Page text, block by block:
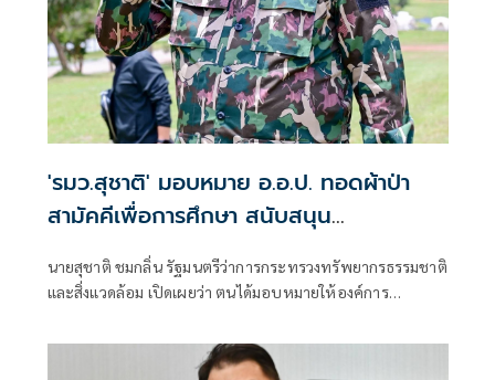
'รมว.สุชาติ' มอบหมาย อ.อ.ป. ทอดผ้าป่า
สามัคคีเพื่อการศึกษา สนับสนุน
คอมพิวเตอร์ 22 เครื่อง เติมโอกาสเด็ก
โรงเรียนบ้านกิ่วลม จ.เชียงใหม่
นายสุชาติ ชมกลิ่น รัฐมนตรีว่าการกระทรวงทรัพยากรธรรมชาติ
และสิ่งแวดล้อม เปิดเผยว่า ตนได้มอบหมายให้องค์การ
สามัคคีเพื่อการศึกษา กระทรวงทรัพยากรธรรมชาติและสิ่ง
แวดล้อม” ณ โรงเรียนบ้านกิ่วลม ตำบลบ่อหลวง อำเภอฮอด